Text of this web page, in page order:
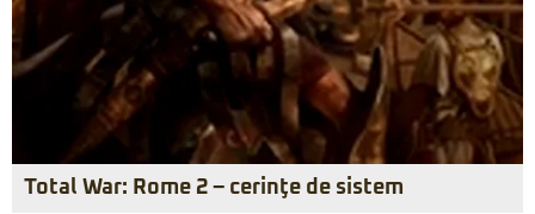
Total War: Rome 2 – cerinţe de sistem